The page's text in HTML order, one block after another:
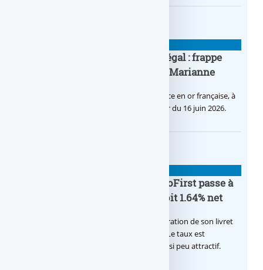
Pièce en OR française à cours légal : frappe
inaugurale du nouveau Bullion, Marianne
C’est une petite révolution, la nouvelle pièce en or française, à
cours légal, sera commercialisée à compter du 16 juin 2026.
Le taux du livret épargne BoursoFirst passe à
2.40% brut jusqu’à la fin 2026, soit 1.64% net
Boursobank augmente le taux de rémunération de son livret
épargne réservé à ses clients BoursoFirst. Le taux est
désormais est de 2.40% brut. Toujours aussi peu attractif.